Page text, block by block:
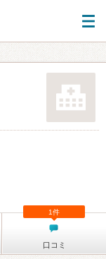
口コミ
1件